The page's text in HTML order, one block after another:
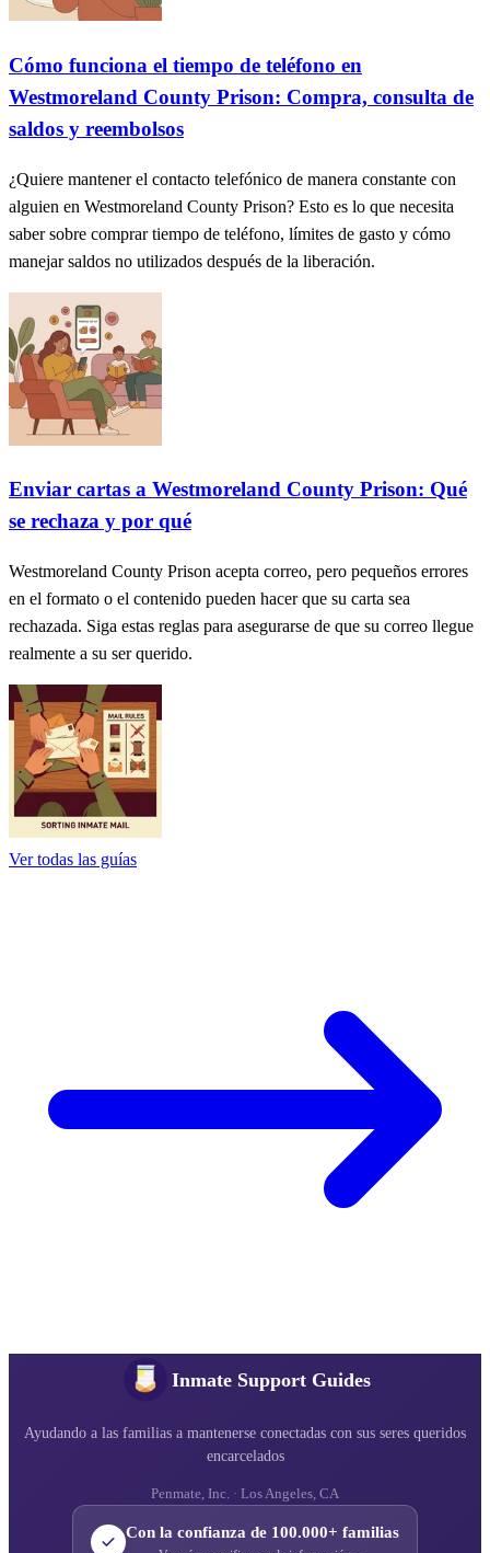
Cómo funciona el tiempo de teléfono en
Westmoreland County Prison: Compra, consulta de
saldos y reembolsos
¿Quiere mantener el contacto telefónico de manera constante con
alguien en Westmoreland County Prison? Esto es lo que necesita
saber sobre comprar tiempo de teléfono, límites de gasto y cómo
manejar saldos no utilizados después de la liberación.
Enviar cartas a Westmoreland County Prison: Qué
se rechaza y por qué
Westmoreland County Prison acepta correo, pero pequeños errores
en el formato o el contenido pueden hacer que su carta sea
rechazada. Siga estas reglas para asegurarse de que su correo llegue
realmente a su ser querido.
Ver todas las guías
Inmate Support Guides
Ayudando a las familias a mantenerse conectadas con sus seres queridos
encarcelados
Penmate, Inc. · Los Angeles, CA
Con la confianza de 100.000+ familias